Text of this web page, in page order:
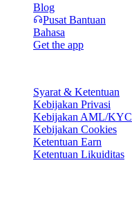
Blog
Pusat Bantuan
Bahasa
Get the app
Syarat & Ketentuan
Kebijakan Privasi
Kebijakan AML/KYC
Kebijakan Cookies
Ketentuan Earn
Ketentuan Likuiditas